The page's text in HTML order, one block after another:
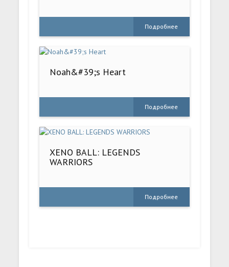
Подробнее
Noah&#39;s Heart
Подробнее
XENO BALL: LEGENDS
WARRIORS
Подробнее